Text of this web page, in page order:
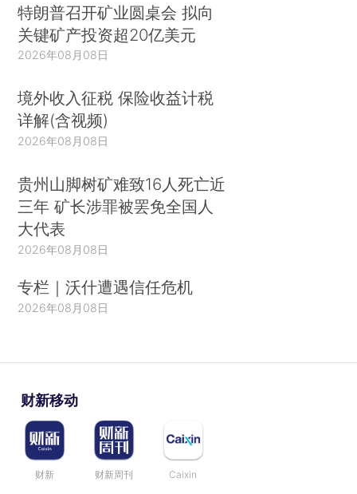
特朗普召开矿业圆桌会 拟向
关键矿产投资超20亿美元
2026年08月08日
境外收入征税 保险收益计税
详解(含视频)
2026年08月08日
贵州山脚树矿难致16人死亡近
三年 矿长涉罪被罢免全国人
大代表
2026年08月08日
专栏｜沃什遭遇信任危机
2026年08月08日
财新移动
财新 财新周刊 Caixin